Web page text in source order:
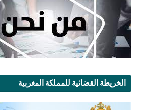
الخريطة القضائية للمملكة المغربية